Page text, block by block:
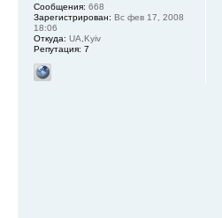
Сообщения: 668
Зарегистрирован: Вс фев 17, 2008
18:06
Откуда: UA,Kyiv
Репутация: 7